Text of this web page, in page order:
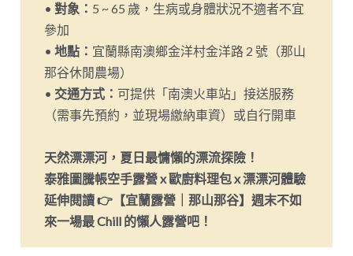
• 對象： 5 ~ 65 歲，生病或身體狀況不適者不宜
參加
•地點： 宜蘭縣南澳鄉金洋村金洋路 2 號（那山
那谷休閒農場）
• 交通方式： 可提供「南澳火車站」接送服務
（需事先預約，並現場繳納車資）或自行開車
天然漂漂河，夏日最慵懶的漂流探險！
泰雅圖騰帳空手露營 x 歐廚料理包 x 漂漂河體驗
延伸閱讀 👉 【宜蘭露營｜那山那谷】週末不如
來一場最 Chill 的懶人露營吧！